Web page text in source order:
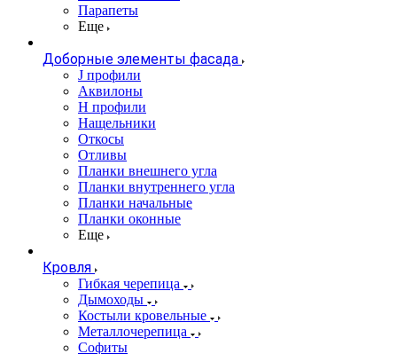
Парапеты
Еще
Доборные элементы фасада
J профили
Аквилоны
Н профили
Нащельники
Откосы
Отливы
Планки внешнего угла
Планки внутреннего угла
Планки начальные
Планки оконные
Еще
Кровля
Гибкая черепица
Дымоходы
Костыли кровельные
Металлочерепица
Софиты